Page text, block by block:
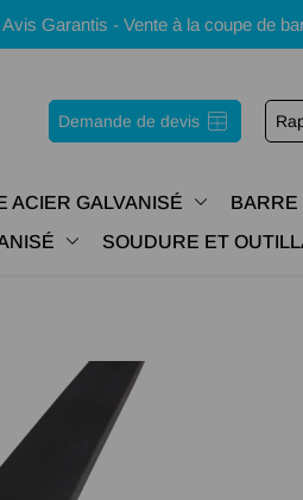
Garantis - Vente à la coupe de
Demande de devis
ACIER GALVANISÉ BARRE
SOUDURE ET